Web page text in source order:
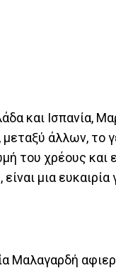
και Ισπανία,
άλλων, το
του χρέους και
μια ευκαιρία
Μαλαγαρδή